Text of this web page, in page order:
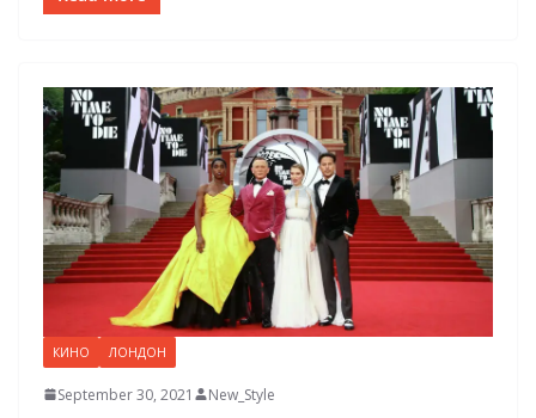
КИНО ЛОНДОН
September 30, 2021 New_Style